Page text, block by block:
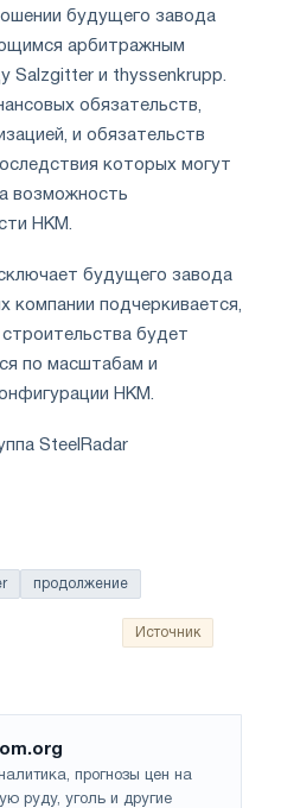
будущего завода
арбитражным
Salzgitter и thyssenkrupp.
обязательств,
и обязательств
которых могут
возможность
HKM.
будущего завода
компании подчеркивается,
будет
по масштабам и
HKM.
SteelRadar
продолжение
Источник
прогнозы цен на
руду, уголь и другие